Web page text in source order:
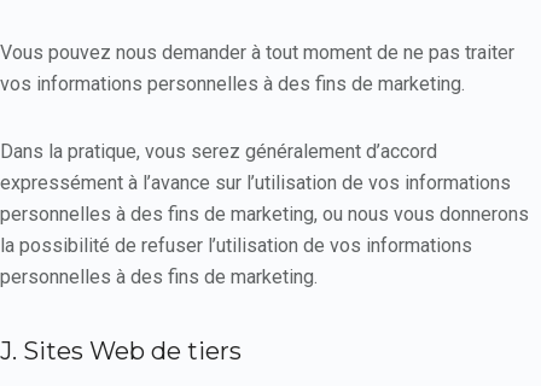
Vous pouvez nous demander à tout moment de ne pas traiter
vos informations personnelles à des fins de marketing.
Dans la pratique, vous serez généralement d’accord
expressément à l’avance sur l’utilisation de vos informations
personnelles à des fins de marketing, ou nous vous donnerons
la possibilité de refuser l’utilisation de vos informations
personnelles à des fins de marketing.
J. Sites Web de tiers